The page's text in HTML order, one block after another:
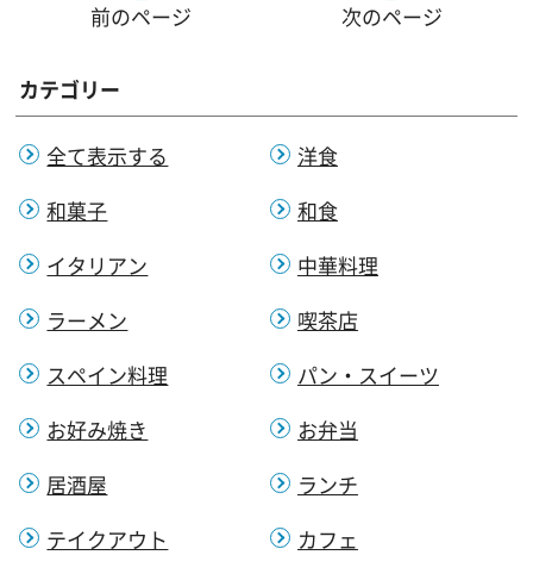
前のページ 次のページ
カテゴリー
全て表示する
洋食
和菓子
和食
イタリアン
中華料理
ラーメン
喫茶店
スペイン料理
パン・スイーツ
お好み焼き
お弁当
居酒屋
ランチ
テイクアウト
カフェ